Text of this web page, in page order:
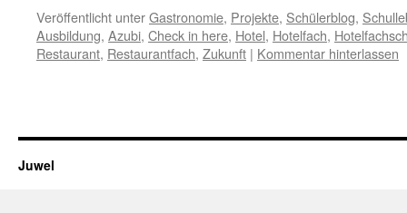
Veröffentlicht unterGastronomie, Projekte, Schülerblog,
Ausbildung, Azubi, Check in here, Hotel, Hotelfach,
Restaurant, Restaurantfach, Zukunft | Kommentar hinterlassen
Juwel